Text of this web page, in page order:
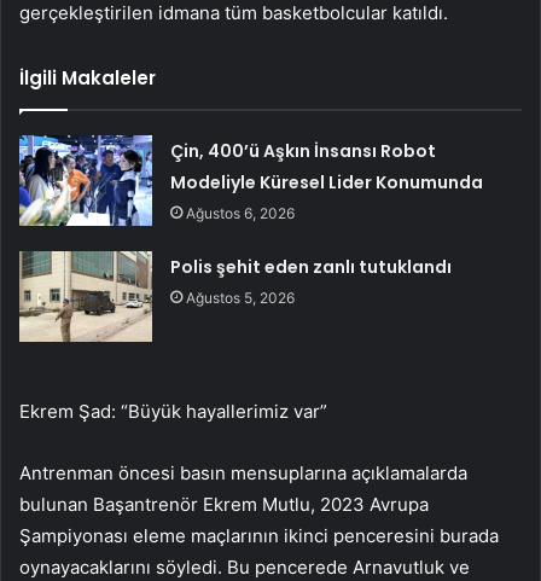
gerçekleştirilen idmana tüm basketbolcular katıldı.
İlgili Makaleler
Çin, 400’ü Aşkın İnsansı Robot
Modeliyle Küresel Lider Konumunda
Ağustos 6, 2026
Polis şehit eden zanlı tutuklandı
Ağustos 5, 2026
Ekrem Şad: “Büyük hayallerimiz var”
Antrenman öncesi basın mensuplarına açıklamalarda
bulunan Başantrenör Ekrem Mutlu, 2023 Avrupa
Şampiyonası eleme maçlarının ikinci penceresini burada
oynayacaklarını söyledi. Bu pencerede Arnavutluk ve